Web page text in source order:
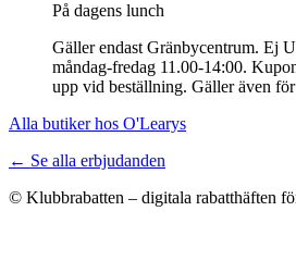
På dagens lunch
Gäller endast Gränbycentrum. Ej
måndag-fredag 11.00-14:00.
upp vid beställning. Gäller även
Alla butiker hos O'Learys
← Se alla erbjudanden
© Klubbrabatten – digitala rabatthäften